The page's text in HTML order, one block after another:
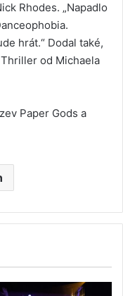
Rhodes. „Napadlo
hrát.“ Dodal také,
od Michaela
Paper Gods a